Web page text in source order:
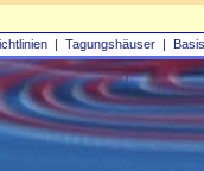
| Tagungshäuser |